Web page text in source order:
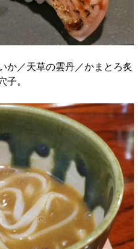
か／天草の雲丹／かまとろ炙
子。